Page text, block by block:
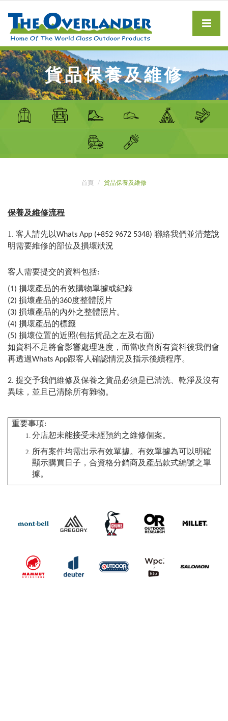
貨品保養及維修
首頁 貨品保養及維修
保養及維修流程
1. 客人請先以Whats App (+852 9672 5348) 聯絡我們並清楚說
明需要維修的部位及損壞狀況
客人需要提交的資料包括:
(1) 損壞產品的有效購物單據或紀錄
(2) 損壞產品的360度整體照片
(3) 損壞產品的內外之整體照片。
(4) 損壞產品的標籤
(5) 損壞位置的近照(包括貨品之左及右面)
如資料不足將會影響處理進度，而當收齊所有資料後我們會
再透過Whats App跟客人確認情況及指示後續程序。
2. 提交予我們維修及保養之貨品必須是已清洗、乾淨及沒有
異味，並且已清除所有雜物。
重要事項:
分店恕未能接受未經預約之維修個案。
所有案件均需出示有效單據。有效單據為可以明確
顯示購買日子，合資格分銷商及產品款式編號之單
據。